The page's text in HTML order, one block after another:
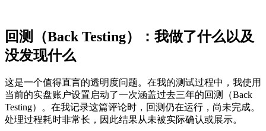
回测（Back Testing）：我做了什么以及
没发现什么
这是一个值得直言的透明度问题。在我的测试过程中，我使用
当前的实盘账户设置启动了一次涵盖过去三年的回测（Back
Testing）。在我记录这篇评论时，回测仍在运行，尚未完成。
处理过程耗时非常长，因此结果从未被实际确认或展示。